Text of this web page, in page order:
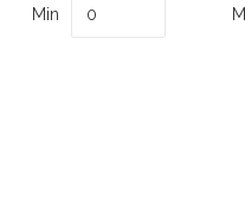
Min